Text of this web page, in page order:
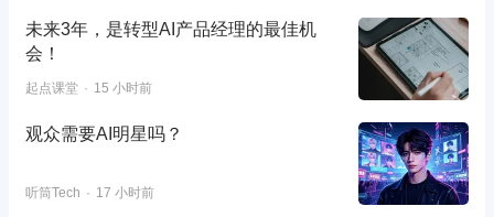
未来3年，是转型AI产品经理的最佳机
会！
起点课堂 15 小时前
观众需要AI明星吗？
听筒Tech 17 小时前